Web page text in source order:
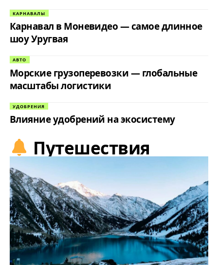
КАРНАВАЛЫ
Карнавал в Моневидео — самое длинное
шоу Уругвая
АВТО
Морские грузоперевозки — глобальные
масштабы логистики
УДОБРЕНИЯ
Влияние удобрений на экосистему
Путешествия